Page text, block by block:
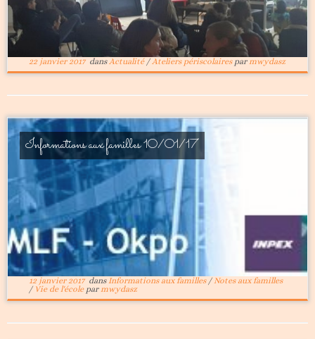
22 janvier 2017dansActualité /Ateliers périscolaires parmwydasz
Informations aux familles 10/01/17
12 janvier 2017dansInformations aux familles /Notes aux familles
/ Vie de l'école parmwydasz